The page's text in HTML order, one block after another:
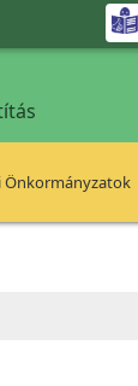
Önkormányzatok